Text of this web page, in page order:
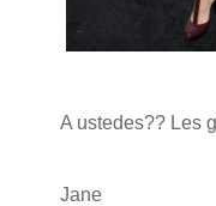
A ustedes?? Les
Jane